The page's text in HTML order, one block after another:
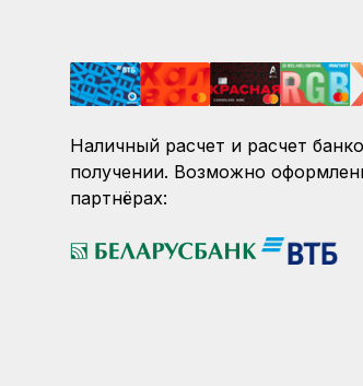
Наличный расчет и расчет
получении. Возможно
партнёрах: